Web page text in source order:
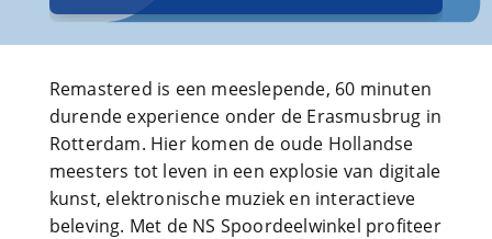
Remastered is een meeslepende, 60 minuten
durende experience onder de Erasmusbrug in
Rotterdam. Hier komen de oude Hollandse
meesters tot leven in een explosie van digitale
kunst, elektronische muziek en interactieve
beleving. Met de NS Spoordeelwinkel profiteer